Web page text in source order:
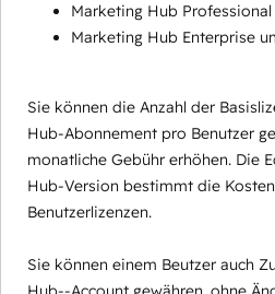
Marketing Hub
Marketing Hub Enterprise
Sie können die Anzahl der
Hub-Abonnement pro Benutzer
monatliche Gebühr erhöhen. Die
Hub-Version bestimmt die
Benutzerlizenzen.
Sie können einem Beutzer auch